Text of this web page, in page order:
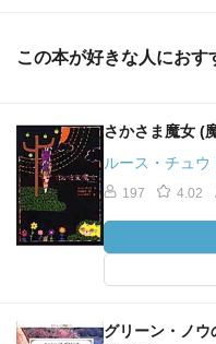
この本が好きな人におす
さかさま魔女 (
ルース・チュウ
197 4.02
グリーン・ノ